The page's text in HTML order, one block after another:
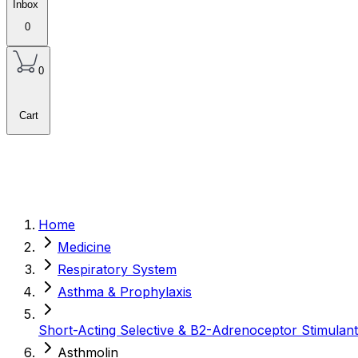
Inbox
0
0
Cart
Home
Medicine
Respiratory System
Asthma & Prophylaxis
Short-Acting Selective & Β2-Adrenoceptor
Asthmolin